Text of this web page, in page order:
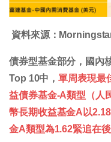
資料來源：
債券型基金部分，國內
Top 10中，單周表現最
益債券基金-A類型（人
幣長期收益基金A以
金A類型為1.62緊追在後